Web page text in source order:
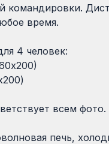
командировки.
время.
4 человек:
всем фото.
печь,